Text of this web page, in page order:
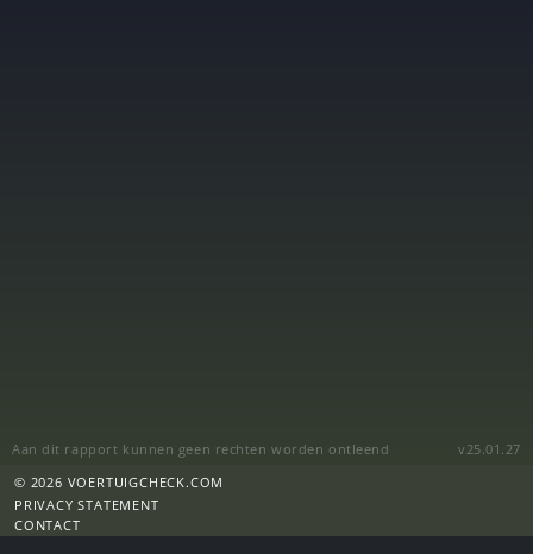
Aan dit rapport kunnen geen rechten worden ontleend
v25.01.27
© 2026 VOERTUIGCHECK.COM
PRIVACY STATEMENT
CONTACT